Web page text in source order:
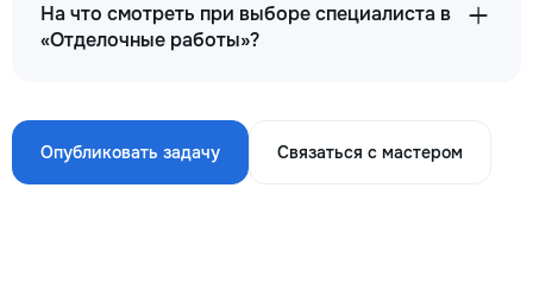
На что смотреть при выборе специалиста в
«Отделочные работы»?
Опубликовать задачу Связаться с мастером